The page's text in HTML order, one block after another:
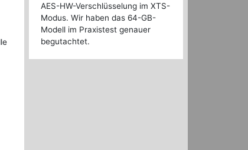
AES-HW-Verschlüsselung im XTS-
Modus. Wir haben das 64-GB-
Modell im Praxistest genauer
begutachtet.